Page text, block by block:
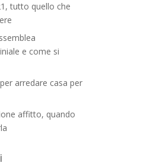
tutto quello che
e come si
arredare casa per
affitto, quando